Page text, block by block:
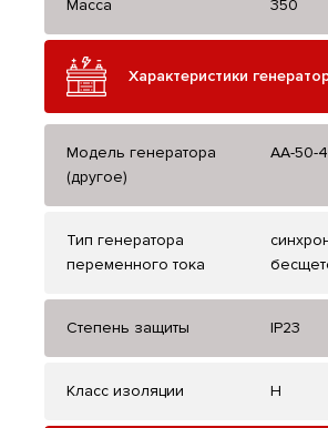
Масса 350
Характеристики
Модель генератора
(другое)
AA-50-4
Тип генератора
переменного тока
Степень защиты IP23
Класс изоляции H